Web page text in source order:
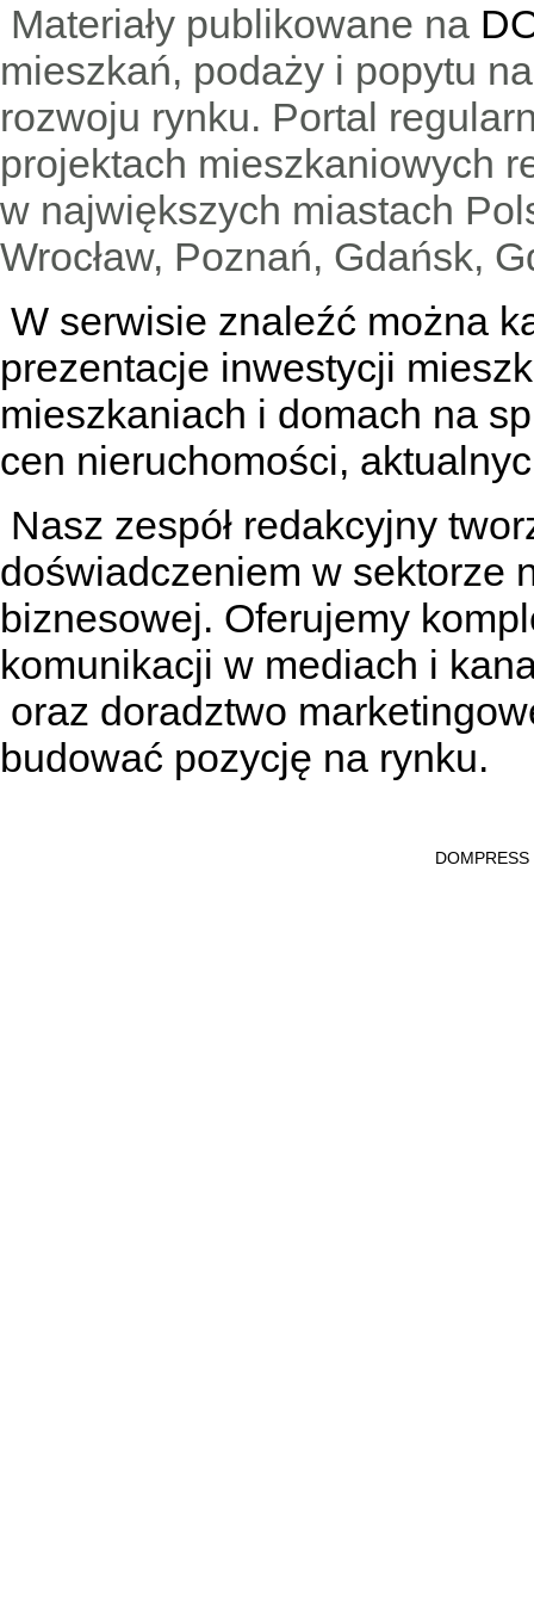
Materiały publikowane na
mieszkań, podaży i popytu
rozwoju rynku. Portal
projektach mieszkaniowych
w największych miastach
Wrocław, Poznań, Gdańsk,
W serwisie znaleźć można
prezentacje inwestycji
mieszkaniach i domach na
cen nieruchomości,
Nasz zespół redakcyjny
doświadczeniem w sektorze
biznesowej. Oferujemy
komunikacji w mediach i
oraz doradztwo
budować pozycję na rynku.